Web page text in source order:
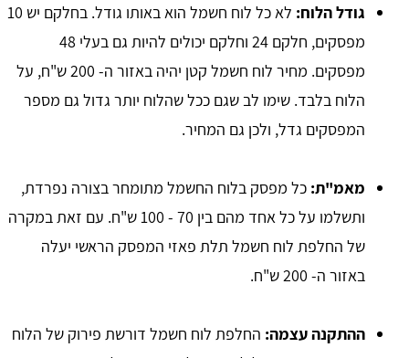
גודל הלוח:
לא כל לוח חשמל הוא באותו גודל. בחלקם יש 10
מפסקים, חלקם 24 וחלקם יכולים להיות גם בעלי 48
מפסקים. מחיר לוח חשמל קטן יהיה באזור ה- 200 ש"ח, על
הלוח בלבד. שימו לב שגם ככל שהלוח יותר גדול גם מספר
המפסקים גדל, ולכן גם המחיר.
מאמ"ת: כל מפסק בלוח החשמל מתומחר בצורה נפרדת,
ותשלמו על כל אחד מהם בין 70 - 100 ש"ח. עם זאת במקרה
של החלפת לוח חשמל תלת פאזי המפסק הראשי יעלה
באזור ה- 200 ש"ח.
ההתקנה עצמה: החלפת לוח חשמל דורשת פירוק של הלוח